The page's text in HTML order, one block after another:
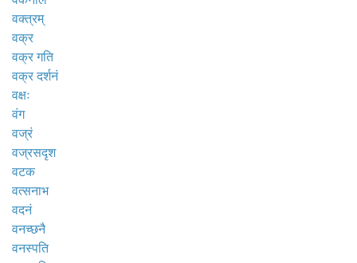
वक्त्रम्
वक्र
वक्र गति
वक्र दर्शनं
वक्षः
वंग
वज्रं
वज्रसदृश
वटक
वत्सनाभ
वदनं
वनच्छनै
वनस्पति